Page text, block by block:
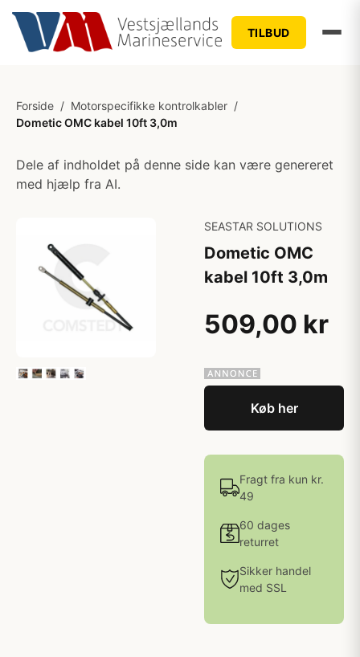
TILBUD
Forside / Motorspecifikke kontrolkabler /
Dometic OMC kabel 10ft 3,0m
Dele af indholdet på denne side kan være genereret
med hjælp fra AI.
SEASTAR SOLUTIONS
Dometic OMC
kabel 10ft 3,0m
509,00 kr
Køb her
Fragt fra kun kr.
49
60 dages
returret
Sikker handel
med SSL